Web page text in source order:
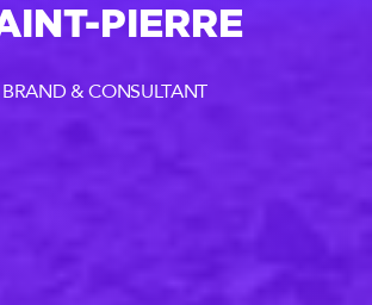
PIERRE
BRAND & CONSULTANT